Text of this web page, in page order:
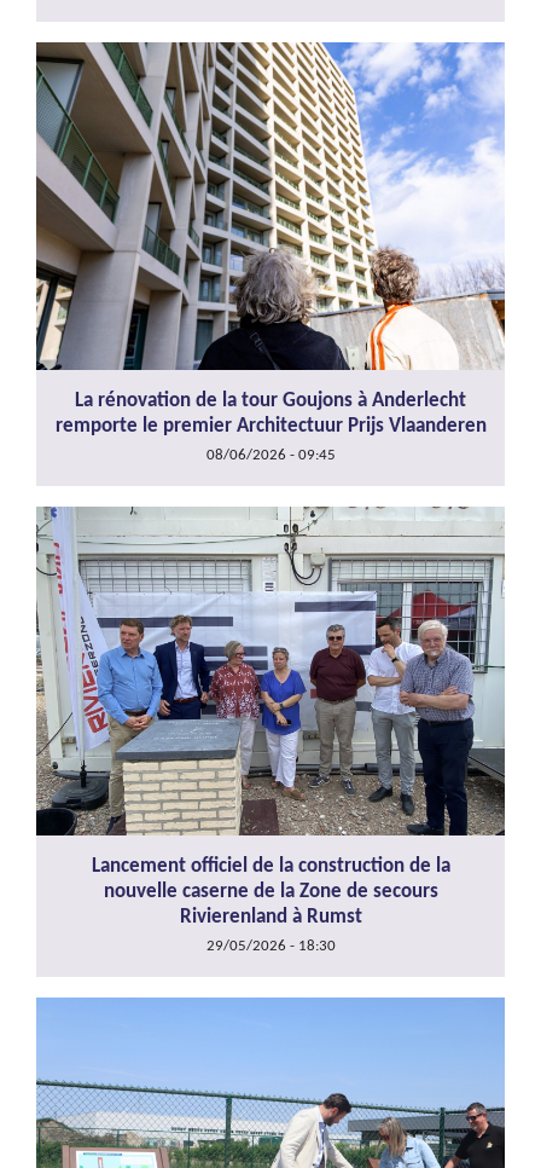
La rénovation de la tour Goujons à Anderlecht
remporte le premier Architectuur Prijs Vlaanderen
08/06/2026 - 09:45
Lancement officiel de la construction de la
nouvelle caserne de la Zone de secours
Rivierenland à Rumst
29/05/2026 - 18:30